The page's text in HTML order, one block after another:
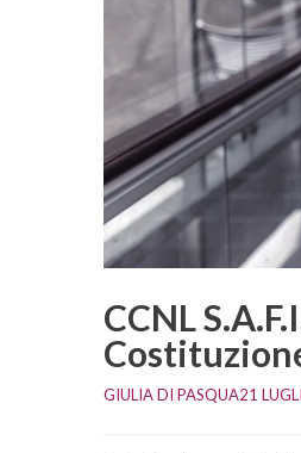
CCNL
GIULIA DI PASQUA21